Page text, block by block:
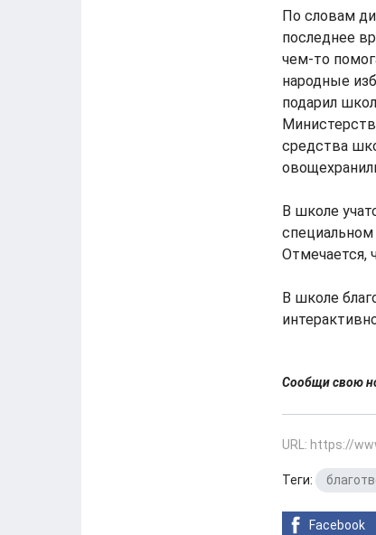
По словам
последнее
чем-то
народные
подарил
средства
В школе
специальном
Отмечается,
В школе
Сообщи свою
URL: https://
Теги:
Facebook